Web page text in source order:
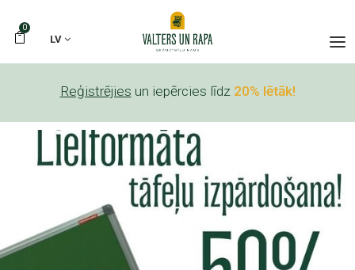
0
LV
Reģistrējies un iepērcies līdz 20% lētāk!